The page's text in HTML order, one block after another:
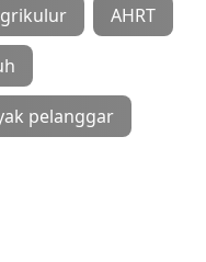
AHRT
pelanggar